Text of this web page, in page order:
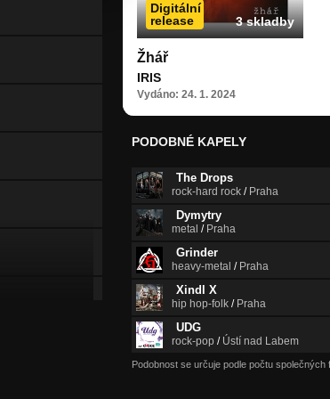
Digitální
release
3 skladby
Žhář
IRIS
Vydáno: 24. 1. 2024
PODOBNÉ KAPELY
The Drops
rock-hard rock / Praha
Dymytry
metal / Praha
Grinder
heavy-metal / Praha
Xindl X
hip hop-folk / Praha
UDG
rock-pop / Ústí nad Labem
Podobnost se určuje podle počtu společných